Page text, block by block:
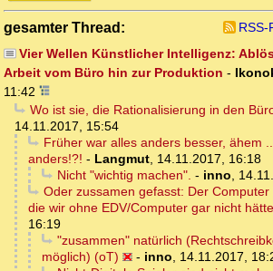
gesamter Thread:
RSS-
Vier Wellen Künstlicher Intelligenz:
Arbeit vom Büro hin zur Produktion -
11:42
Wo ist sie, die Rationalisierung in den
14.11.2017, 15:54
Früher war alles anders besser, ähem
anders!?! - Langmut, 14.11.2017, 16:18
Nicht "wichtig machen". - inno,
Oder zussamen gefasst: Der
die wir ohne EDV/Computer gar nicht
16:19
"zusammen" natürlich
möglich) (oT)
- inno, 14.11.2017,